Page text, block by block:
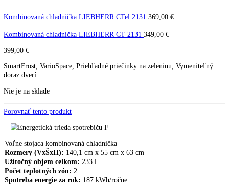
Kombinovaná chladnička
LIEBHERR CTel 2531
CTel 2531
Kombinovaná chladnička LIEBHERR CTel 2131
Kombinovaná chladnička LIEBHERR CT 2131
399,00€